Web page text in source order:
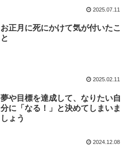
2025.07.11
お正月に死にかけて気が付いたこ
と
2025.02.11
夢や目標を達成して、なりたい自
分に「なる！」と決めてしまいま
しょう
2024.12.08